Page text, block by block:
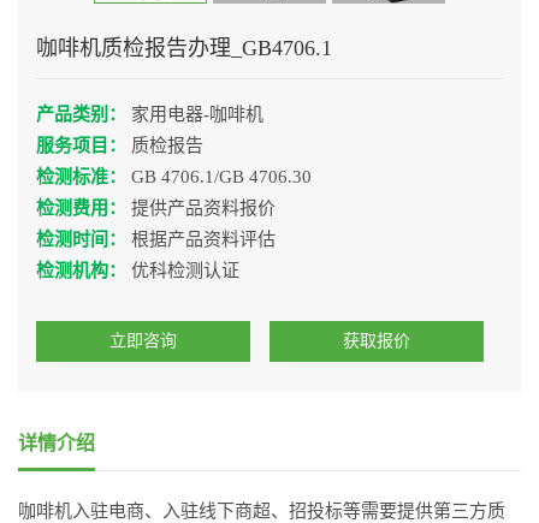
咖啡机质检报告办理_GB4706.1
产品类别：
家用电器-咖啡机
服务项目：
质检报告
检测标准：
GB 4706.1/GB 4706.30
检测费用：
提供产品资料报价
检测时间：
根据产品资料评估
检测机构：
优科检测认证
立即咨询 获取报价
详情介绍
咖啡机入驻电商、入驻线下商超、招投标等需要提供第三方质